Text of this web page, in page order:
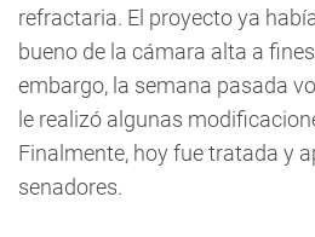
refractaria. El proyecto ya
bueno de la cámara alta a
embargo, la semana pasada
le realizó algunas
Finalmente, hoy fue tratada y
senadores.